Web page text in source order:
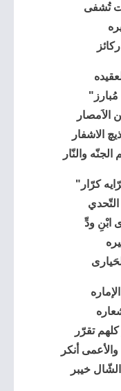
تُشفى
الاَمصار
الاشفار
والنّار
كرّار"
ابْنِ ودِّ
تقرّر
أنكر
خيبر